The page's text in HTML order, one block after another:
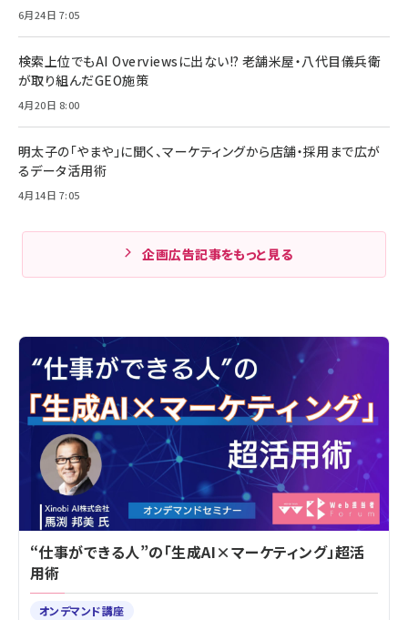
6月24日 7:05
検索上位でもAI Overviewsに出ない!? 老舗米屋・八代目儀兵衛
が取り組んだGEO施策
4月20日 8:00
明太子の「やまや」に聞く、マーケティングから店舗・採用まで広が
るデータ活用術
4月14日 7:05
企画広告記事をもっと見る
“仕事ができる人”の「生成AI×マーケティング」超活
用術
オンデマンド講座